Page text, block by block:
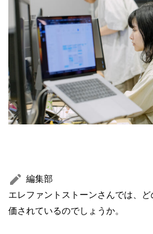
編集部
エレファントストーンさんでは、
価されているのでしょうか。